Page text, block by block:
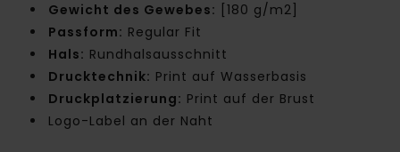
Gewicht des Gewebes: [180 g/m2]
Passform: Regular Fit
Hals: Rundhalsausschnitt
Drucktechnik: Print auf Wasserbasis
Druckplatzierung: Print auf der Brust
Logo-Label an der Naht